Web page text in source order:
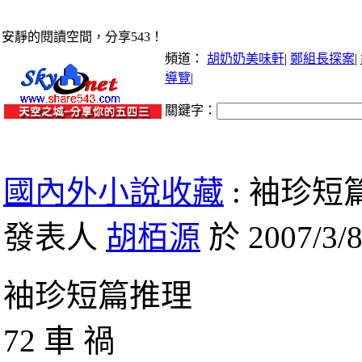
安靜的閱讀空間，分享543！
頻道： 胡奶奶美味軒| 鄭組長探案|
導覽|
關鍵字：
國內外小說收藏 : 袖珍短
發表人 胡栢源 於 2007/3/
袖珍短篇推理
72 車 禍